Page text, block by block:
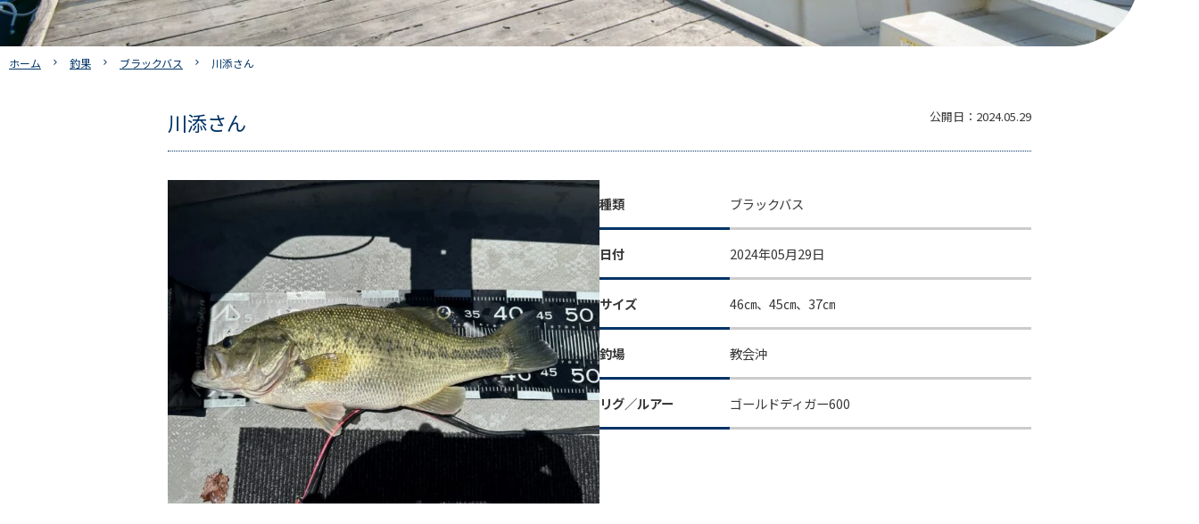
ホーム 釣果 ブラックバス 川添さん
川添さん 公開日： 2024.05.29
種類 ブラックバス
日付 2024年05月29日
サイズ 46㎝、45㎝、37㎝
釣場 教会沖
リグ／ルアー ゴールドディガー600